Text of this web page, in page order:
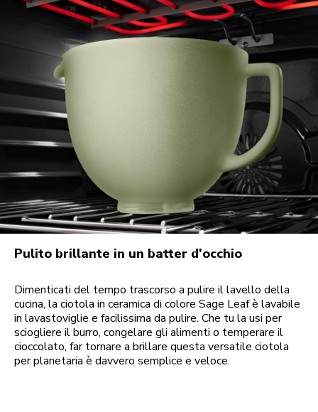
Pulito brillante in un batter d'occhio
Dimenticati del tempo trascorso a pulire il lavello della
cucina, la ciotola in ceramica di colore Sage Leaf è lavabile
in lavastoviglie e facilissima da pulire. Che tu la usi per
sciogliere il burro, congelare gli alimenti o temperare il
cioccolato, far tornare a brillare questa versatile ciotola
per planetaria è davvero semplice e veloce.